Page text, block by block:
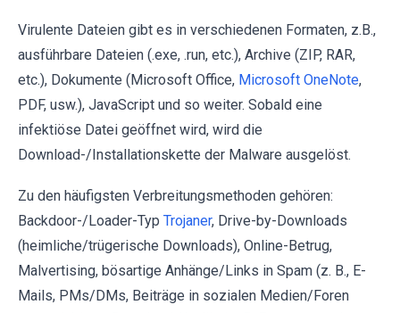
Virulente Dateien gibt es in verschiedenen Formaten, z.B.,
ausführbare Dateien (.exe, .run, etc.), Archive (ZIP, RAR,
etc.), Dokumente (Microsoft Office, Microsoft OneNote,
PDF, usw.), JavaScript und so weiter. Sobald eine
infektiöse Datei geöffnet wird, wird die
Download-/Installationskette der Malware ausgelöst.
Zu den häufigsten Verbreitungsmethoden gehören:
Backdoor-/Loader-Typ Trojaner, Drive-by-Downloads
(heimliche/trügerische Downloads), Online-Betrug,
Malvertising, bösartige Anhänge/Links in Spam (z. B., E-
Mails, PMs/DMs, Beiträge in sozialen Medien/Foren